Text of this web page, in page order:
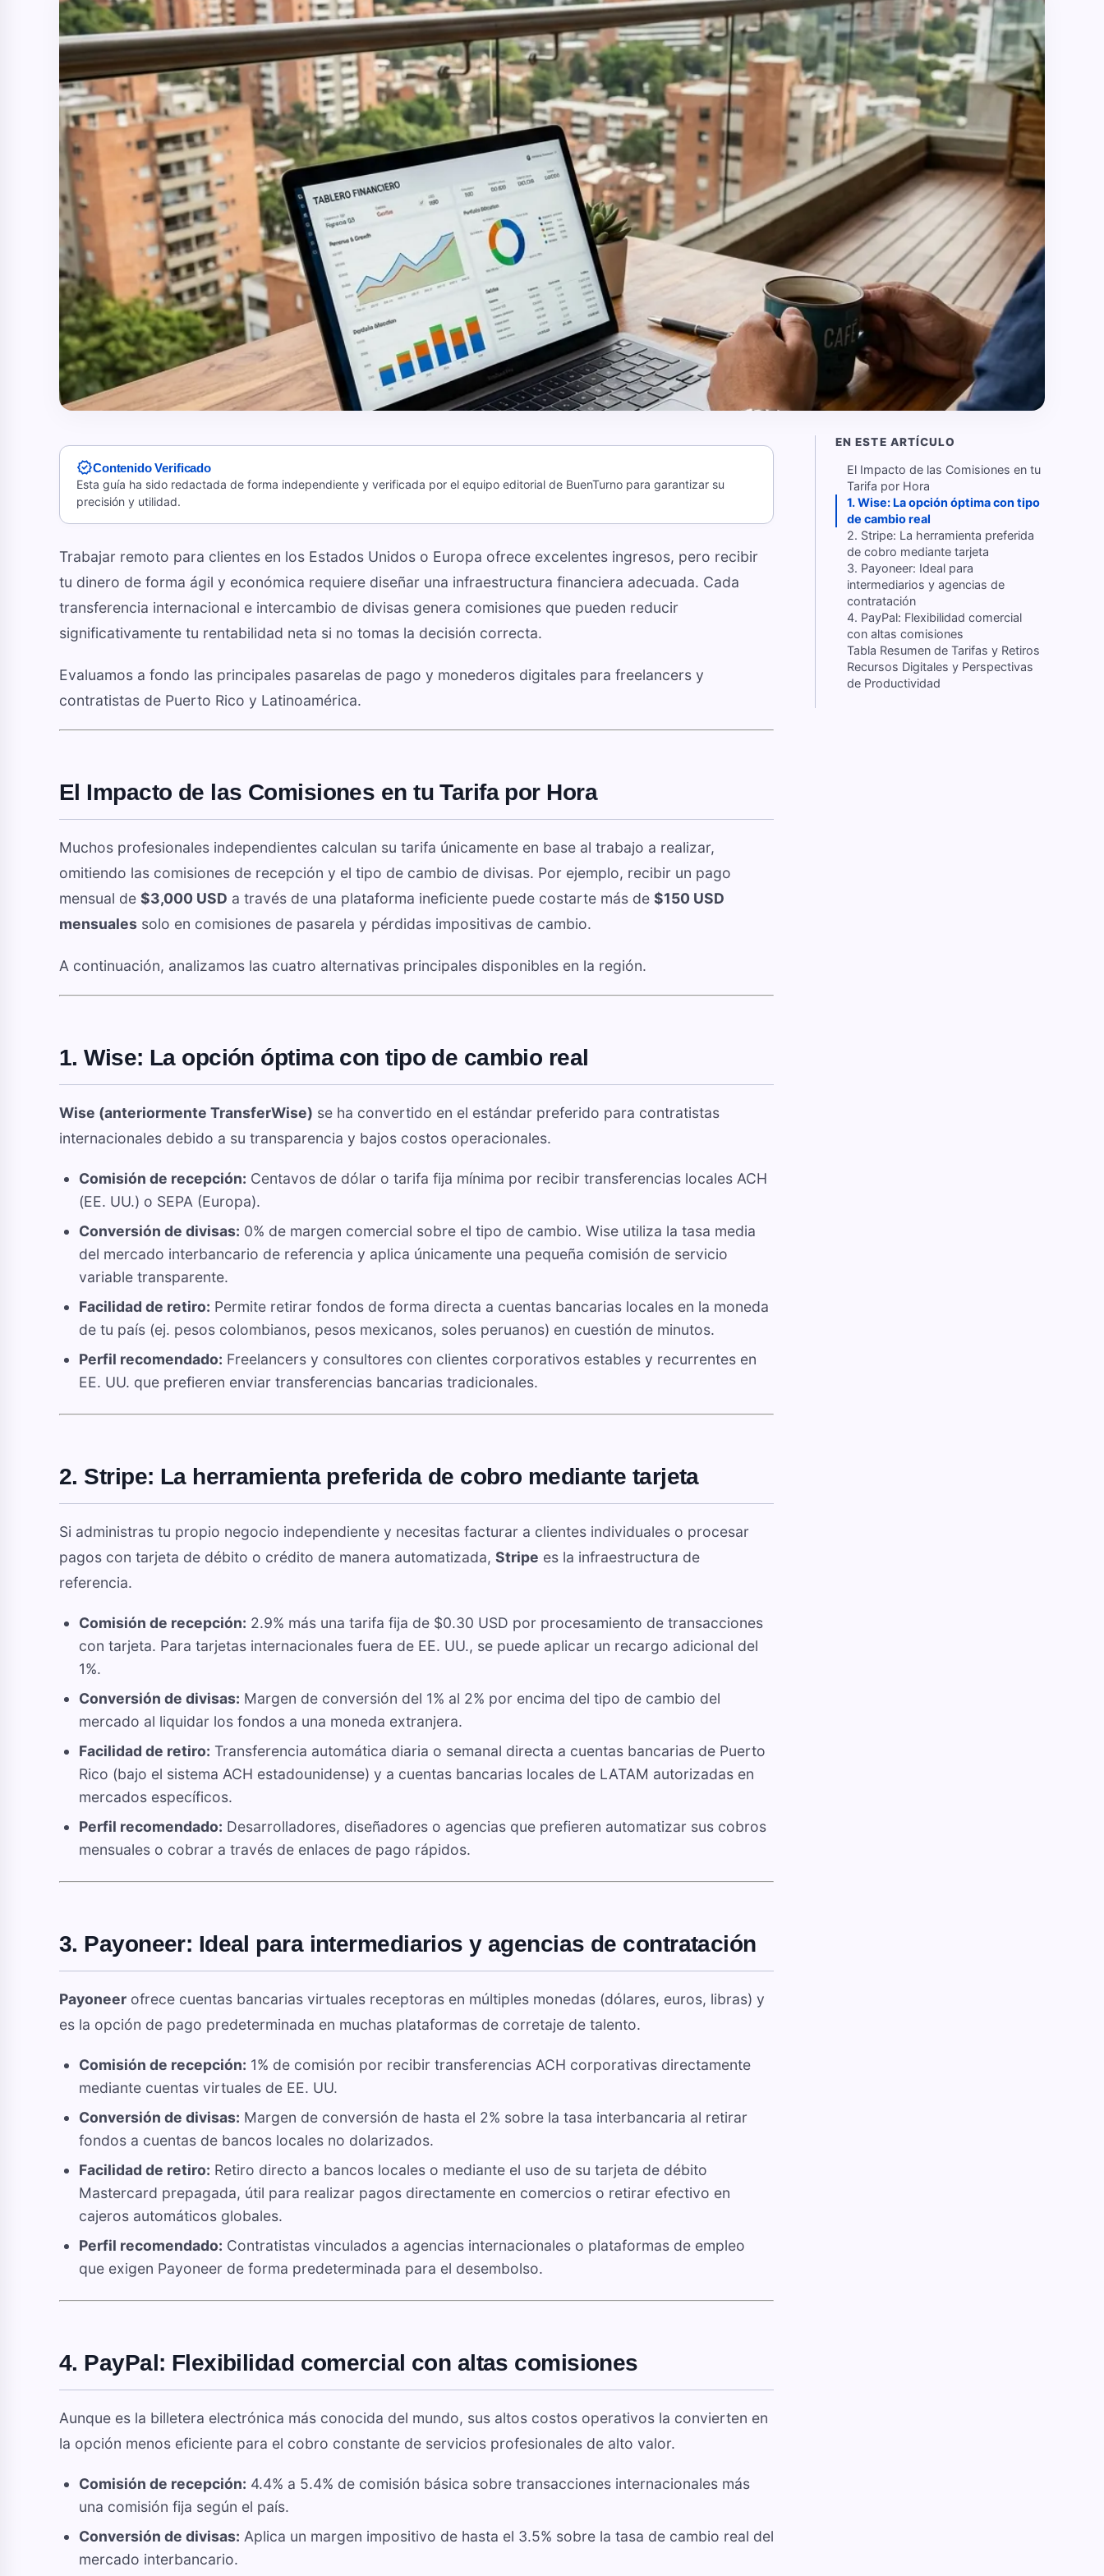
verifiedContenido Verificado
Esta guía ha sido redactada de forma independiente y verificada por el equipo editorial de BuenTurno para garantizar su
precisión y utilidad.
Trabajar remoto para clientes en los Estados Unidos o Europa ofrece excelentes ingresos, pero recibir
tu dinero de forma ágil y económica requiere diseñar una infraestructura financiera adecuada. Cada
transferencia internacional e intercambio de divisas genera comisiones que pueden reducir
significativamente tu rentabilidad neta si no tomas la decisión correcta.
Evaluamos a fondo las principales pasarelas de pago y monederos digitales para freelancers y
contratistas de Puerto Rico y Latinoamérica.
El Impacto de las Comisiones en tu Tarifa por Hora
Muchos profesionales independientes calculan su tarifa únicamente en base al trabajo a realizar,
omitiendo las comisiones de recepción y el tipo de cambio de divisas. Por ejemplo, recibir un pago
mensual de $3,000 USD a través de una plataforma ineficiente puede costarte más de $150 USD
mensuales solo en comisiones de pasarela y pérdidas impositivas de cambio.
A continuación, analizamos las cuatro alternativas principales disponibles en la región.
1. Wise: La opción óptima con tipo de cambio real
Wise (anteriormente TransferWise) se ha convertido en el estándar preferido para contratistas
internacionales debido a su transparencia y bajos costos operacionales.
Comisión de recepción: Centavos de dólar o tarifa fija mínima por recibir transferencias locales ACH
(EE. UU.) o SEPA (Europa).
Conversión de divisas: 0% de margen comercial sobre el tipo de cambio. Wise utiliza la tasa media
del mercado interbancario de referencia y aplica únicamente una pequeña comisión de servicio
variable transparente.
Facilidad de retiro: Permite retirar fondos de forma directa a cuentas bancarias locales en la moneda
de tu país (ej. pesos colombianos, pesos mexicanos, soles peruanos) en cuestión de minutos.
Perfil recomendado: Freelancers y consultores con clientes corporativos estables y recurrentes en
EE. UU. que prefieren enviar transferencias bancarias tradicionales.
2. Stripe: La herramienta preferida de cobro mediante tarjeta
Si administras tu propio negocio independiente y necesitas facturar a clientes individuales o procesar
pagos con tarjeta de débito o crédito de manera automatizada, Stripe es la infraestructura de
referencia.
Comisión de recepción: 2.9% más una tarifa fija de $0.30 USD por procesamiento de transacciones
con tarjeta. Para tarjetas internacionales fuera de EE. UU., se puede aplicar un recargo adicional del
1%.
Conversión de divisas: Margen de conversión del 1% al 2% por encima del tipo de cambio del
mercado al liquidar los fondos a una moneda extranjera.
Facilidad de retiro: Transferencia automática diaria o semanal directa a cuentas bancarias de Puerto
Rico (bajo el sistema ACH estadounidense) y a cuentas bancarias locales de LATAM autorizadas en
mercados específicos.
Perfil recomendado: Desarrolladores, diseñadores o agencias que prefieren automatizar sus cobros
mensuales o cobrar a través de enlaces de pago rápidos.
3. Payoneer: Ideal para intermediarios y agencias de contratación
Payoneer ofrece cuentas bancarias virtuales receptoras en múltiples monedas (dólares, euros, libras) y
es la opción de pago predeterminada en muchas plataformas de corretaje de talento.
Comisión de recepción: 1% de comisión por recibir transferencias ACH corporativas directamente
mediante cuentas virtuales de EE. UU.
Conversión de divisas: Margen de conversión de hasta el 2% sobre la tasa interbancaria al retirar
fondos a cuentas de bancos locales no dolarizados.
Facilidad de retiro: Retiro directo a bancos locales o mediante el uso de su tarjeta de débito
Mastercard prepagada, útil para realizar pagos directamente en comercios o retirar efectivo en
cajeros automáticos globales.
Perfil recomendado: Contratistas vinculados a agencias internacionales o plataformas de empleo
que exigen Payoneer de forma predeterminada para el desembolso.
4. PayPal: Flexibilidad comercial con altas comisiones
Aunque es la billetera electrónica más conocida del mundo, sus altos costos operativos la convierten en
la opción menos eficiente para el cobro constante de servicios profesionales de alto valor.
Comisión de recepción: 4.4% a 5.4% de comisión básica sobre transacciones internacionales más
una comisión fija según el país.
Conversión de divisas: Aplica un margen impositivo de hasta el 3.5% sobre la tasa de cambio real del
mercado interbancario.
EN ESTE ARTÍCULO
El Impacto de las Comisiones en tu
Tarifa por Hora
1. Wise: La opción óptima con tipo
de cambio real
2. Stripe: La herramienta preferida
de cobro mediante tarjeta
3. Payoneer: Ideal para
intermediarios y agencias de
contratación
4. PayPal: Flexibilidad comercial
con altas comisiones
Tabla Resumen de Tarifas y Retiros
Recursos Digitales y Perspectivas
de Productividad